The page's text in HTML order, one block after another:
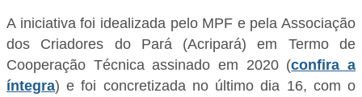
A iniciativa foi idealizada pelo MPF e pela Associação
dos Criadores do Pará (Acripará) em Termo de
Cooperação Técnica assinado em 2020 (confira a
íntegra) e foi concretizada no último dia 16, com o